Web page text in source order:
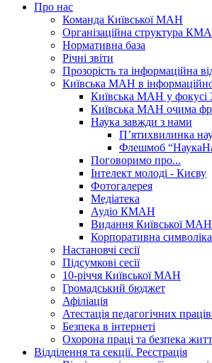
Про нас
Команда Київської МАН
Організаційна структура
Нормативна база
Річні звіти
Прозорість та інформаційна
Київська МАН в
Київська МАН у фокусі
Київська МАН очима
Наука завжди з нами
П’ятихвилинка
Флешмоб
Поговоримо про...
Інтелект молоді - Києву
Фотогалерея
Медіатека
Аудіо КМАН
Видання Київської МАН
Корпоративна символіка
Настановчі сесії
Підсумкові сесії
10-річчя Київської МАН
Громадський бюджет
Афіліація
Атестація педагогічних
Безпека в інтернеті
Охорона праці та безпека
Відділення та секції. Реєстрація